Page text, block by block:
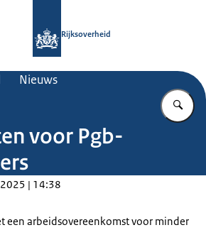
Rijksoverheid
Nieuws
voor Pgb-
| 14:38
een arbeidsovereenkomst voor minder